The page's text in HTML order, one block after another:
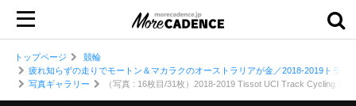
トップページ
競輪
疲れ知らずの走りでモートン＆マカラクのオーストラリアが金／2018-2019トラッ
写真ギャラリー
（写真 : 16枚目/31枚）2018-2019 Tissot UCI Track Cycling